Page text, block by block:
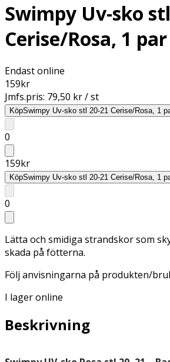
Swimpy Uv-sko
Cerise/Rosa, 1 par
Endast online
159kr
Jmfs.pris: 79,50 kr / st
KöpSwimpy Uv-sko stl 20-21 Cerise/Rosa, 1
0
159kr
KöpSwimpy Uv-sko stl 20-21 Cerise/Rosa, 1
0
Lätta och smidiga strandskor som
skada på fötterna.
Följ anvisningarna på produkten/
I lager online
Beskrivning